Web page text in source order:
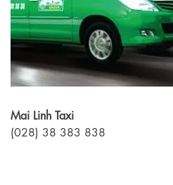
Mai Linh Taxi
(028) 38 383 838